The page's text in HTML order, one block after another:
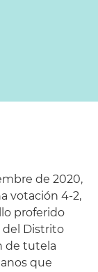
de 2020,
votación 4-2,
proferido
del Distrito
de tutela
que